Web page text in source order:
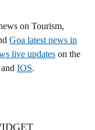
on Tourism,
Goa latest news in
live updates on the
and IOS.